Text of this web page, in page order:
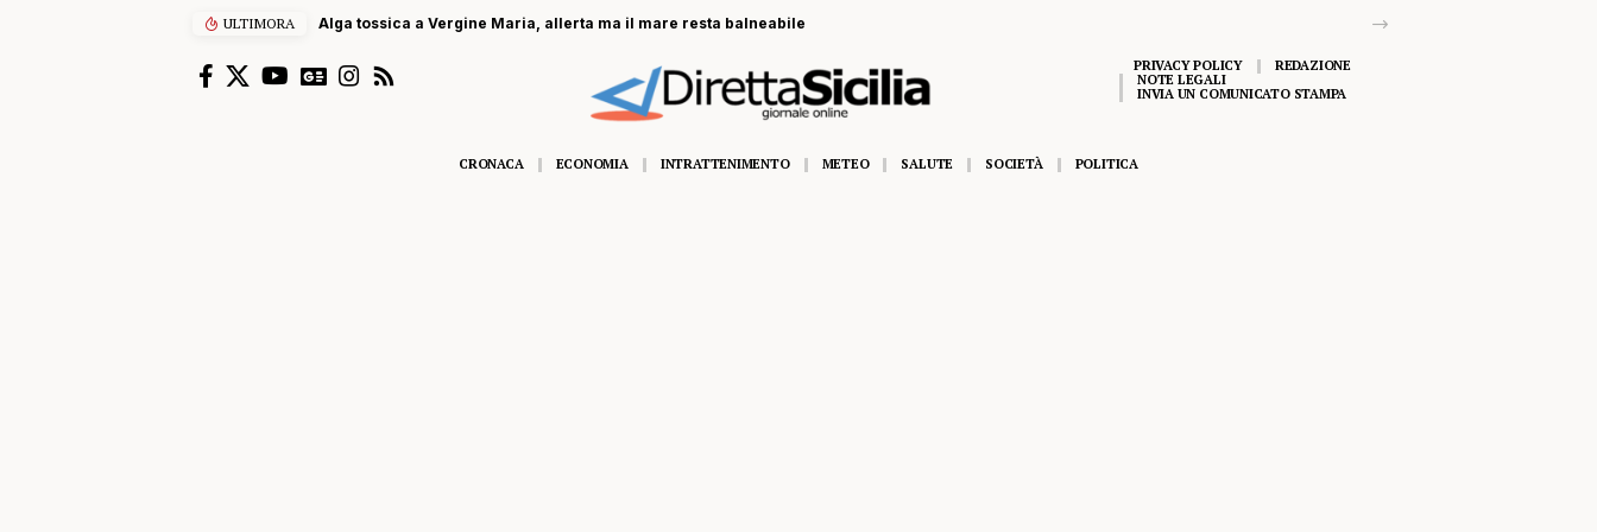
ULTIMORA Alga tossica a Vergine Maria, allerta ma il mare resta balneabile
PRIVACY POLICY
REDAZIONE
NOTE LEGALI
INVIA UN COMUNICATO STAMPA
CRONACA ECONOMIA INTRATTENIMENTO METEO SALUTE SOCIETÀ POLITICA